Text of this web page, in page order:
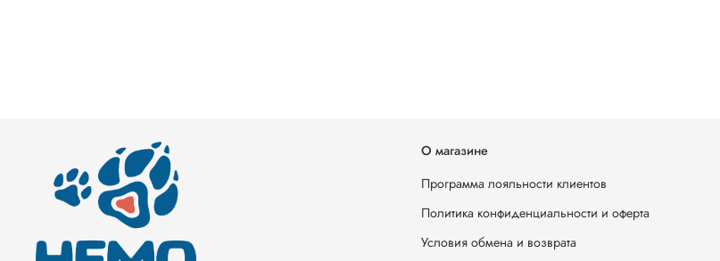
О магазине
Программа лояльности клиентов
Политика конфиденциальности и оферта
Условия обмена и возврата